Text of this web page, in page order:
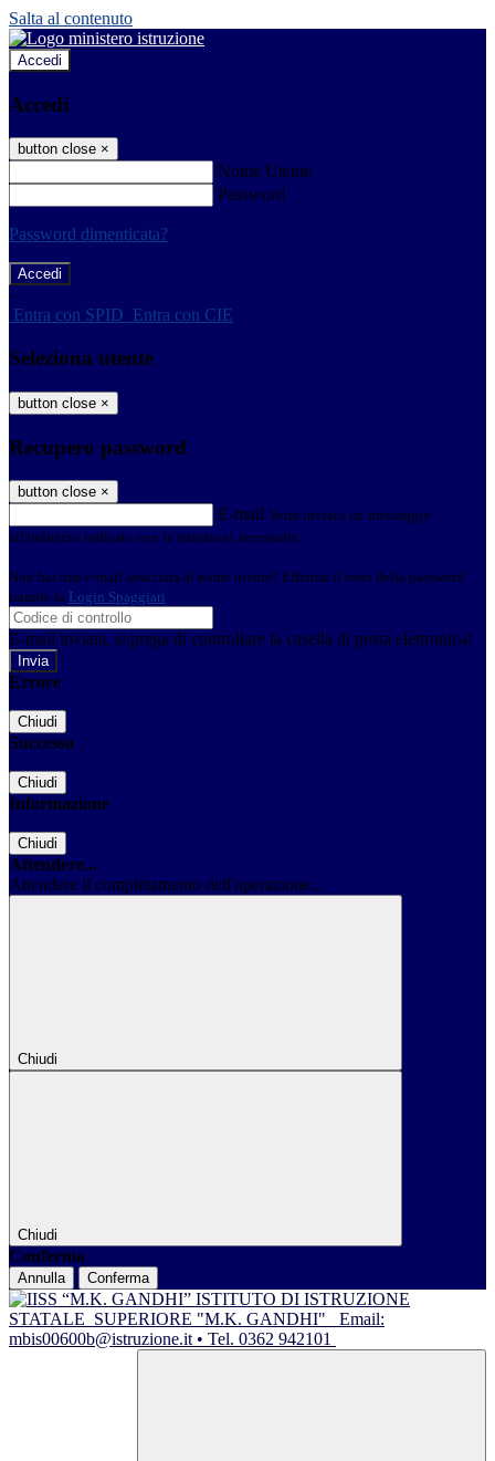
Salta al contenuto
Accedi
Accedi
button close ×
Nome Utente
Password
Password dimenticata?
-
Entra con SPID Entra con CIE
Seleziona utente
button close ×
Recupero password
button close ×
E-mail Verrà inviato un messaggio
all'indirizzo indicato con le istruzioni necessarie.
Non hai una e-mail associata al nome utente? Effettua il reset della password
tramite la Login Spaggiari
E-mail inviata, si prega di controllare la casella di posta elettronica!
Errore
Chiudi
Successo
Chiudi
Informazione
Chiudi
Attendere...
Attendere il completamento dell'operazione...
Chiudi
Chiudi
Conferma
Annulla Conferma
ISTITUTO DI ISTRUZIONE
STATALE SUPERIORE "M.K. GANDHI"
Email:
mbis00600b@istruzione.it • Tel. 0362 942101